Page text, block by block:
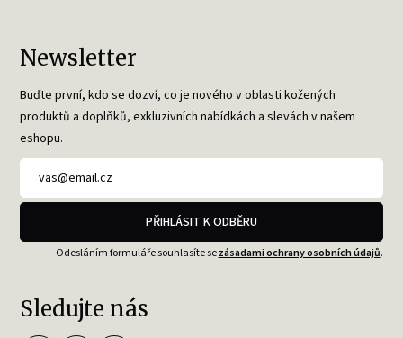
Newsletter
Buďte první, kdo se dozví, co je nového v oblasti kožených
produktů a doplňků, exkluzivních nabídkách a slevách v našem
eshopu.
PŘIHLÁSIT K ODBĚRU
Odesláním formuláře souhlasíte sezásadami ochrany osobních údajů.
Sledujte nás